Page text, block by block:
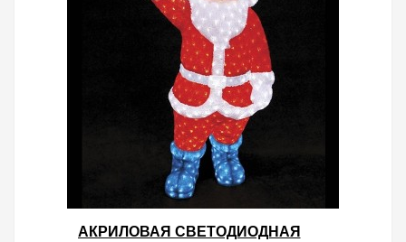
АКРИЛОВАЯ СВЕТОДИОДНАЯ